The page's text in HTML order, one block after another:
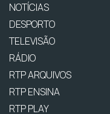
NOTÍCIAS
DESPORTO
TELEVISÃO
RÁDIO
RTP ARQUIVOS
RTP ENSINA
RTP PLAY